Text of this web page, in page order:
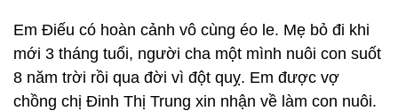
Em Điếu có hoàn cảnh vô cùng éo le. Mẹ bỏ đi khi
mới 3 tháng tuổi, người cha một mình nuôi con suốt
8 năm trời rồi qua đời vì đột quỵ. Em được vợ
chồng chị Đinh Thị Trung xin nhận về làm con nuôi.